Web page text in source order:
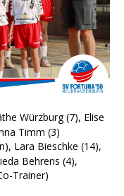
Würzburg (7), Elise
Timm (3)
Lara Bieschke (14),
Behrens (4),
Trainer)